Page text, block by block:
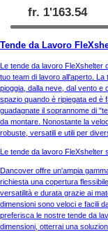
fr. 1'163.54
Tende da Lavoro
Le tende da lavoro FleXshelter
tuo team di lavoro all'aperto.
pioggia, dalla neve, dal vento e
spazio quando è ripiegata ed è
guadagnate il soprannome di
da montare. Nonostante la
robuste, versatili e utili per
Le tende da lavoro
Dancover offre un'ampia
richiesta una copertura
versatilità e durata grazie ai
dimensioni sono veloci e facili
preferisca le nostre tende da
dimensioni, otterrai una